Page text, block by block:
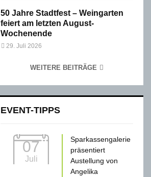
50 Jahre Stadtfest – Weingarten
feiert am letzten August-
Wochenende
29. Juli 2026
WEITERE BEITRÄGE
EVENT-TIPPS
07
Juli
Sparkassengalerie
präsentiert
Austellung von
Angelika